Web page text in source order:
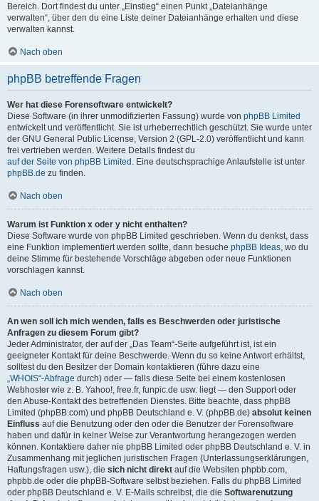
Bereich. Dort findest du unter „Einstieg“ einen Punkt „Dateianhänge
verwalten“, über den du eine Liste deiner Dateianhänge erhalten und diese
verwalten kannst.
Nach oben
phpBB betreffende Fragen
Wer hat diese Forensoftware entwickelt?
Diese Software (in ihrer unmodifizierten Fassung) wurde von phpBB Limited
entwickelt und veröffentlicht. Sie ist urheberrechtlich geschützt. Sie wurde unter
der GNU General Public License, Version 2 (GPL-2.0) veröffentlicht und kann
frei vertrieben werden. Weitere Details findest du
auf der Seite von phpBB Limited . Eine deutschsprachige Anlaufstelle ist unter
phpBB.de zu finden.
Nach oben
Warum ist Funktion x oder y nicht enthalten?
Diese Software wurde von phpBB Limited geschrieben. Wenn du denkst, dass
eine Funktion implementiert werden sollte, dann besuche phpBB Ideas, wo du
deine Stimme für bestehende Vorschläge abgeben oder neue Funktionen
vorschlagen kannst.
Nach oben
An wen soll ich mich wenden, falls es Beschwerden oder juristische
Anfragen zu diesem Forum gibt?
Jeder Administrator, der auf der „Das Team“-Seite aufgeführt ist, ist ein
geeigneter Kontakt für deine Beschwerde. Wenn du so keine Antwort erhältst,
solltest du den Besitzer der Domain kontaktieren (führe dazu eine
„WHOIS“-Abfrage durch) oder — falls diese Seite bei einem kostenlosen
Webhoster wie z. B. Yahoo!, free.fr, funpic.de usw. liegt — den Support oder
den Abuse-Kontakt des betreffenden Dienstes. Bitte beachte, dass phpBB
Limited (phpBB.com) und phpBB Deutschland e. V. (phpBB.de) absolut keinen
Einfluss auf die Benutzung oder den oder die Benutzer der Forensoftware
haben und dafür in keiner Weise zur Verantwortung herangezogen werden
können. Kontaktiere daher nie phpBB Limited oder phpBB Deutschland e. V. in
Zusammenhang mit jeglichen juristischen Fragen (Unterlassungserklärungen,
Haftungsfragen usw.), die sich nicht direkt auf die Websiten phpbb.com,
phpbb.de oder die phpBB-Software selbst beziehen. Falls du phpBB Limited
oder phpBB Deutschland e. V. E-Mails schreibst, die die Softwarenutzung